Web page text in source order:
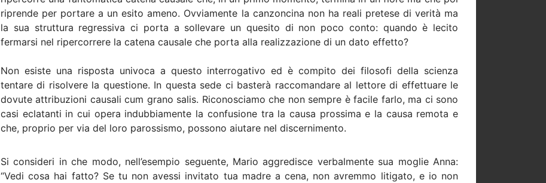
riprende per portare a un esito ameno. Ovviamente la canzoncina non ha reali pretese di verità ma
la sua struttura regressiva ci porta a sollevare un quesito di non poco conto: quando è lecito
fermarsi nel ripercorrere la catena causale che porta alla realizzazione di un dato effetto?
Non esiste una risposta univoca a questo interrogativo ed è compito dei filosofi della scienza
tentare di risolvere la questione. In questa sede ci basterà raccomandare al lettore di effettuare le
dovute attribuzioni causali cum grano salis. Riconosciamo che non sempre è facile farlo, ma ci sono
casi eclatanti in cui opera indubbiamente la confusione tra la causa prossima e la causa remota e
che, proprio per via del loro parossismo, possono aiutare nel discernimento.
Si consideri in che modo, nell’esempio seguente, Mario aggredisce verbalmente sua moglie Anna:
“Vedi cosa hai fatto? Se tu non avessi invitato tua madre a cena, non avremmo litigato, e io non